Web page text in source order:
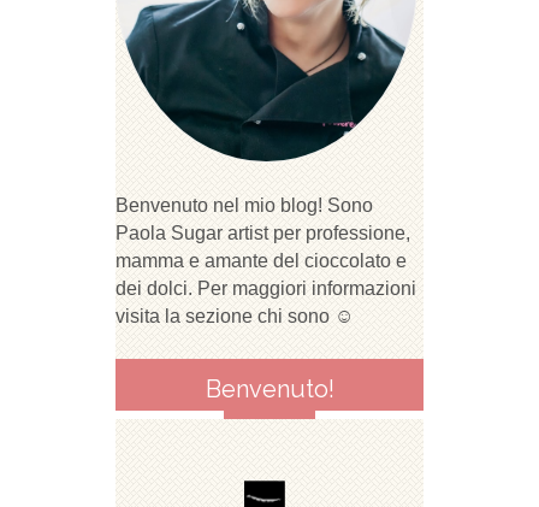
Benvenuto nel mio blog! Sono
Paola Sugar artist per professione,
mamma e amante del cioccolato e
dei dolci. Per maggiori informazioni
visita la sezione chi sono ☺
Benvenuto!